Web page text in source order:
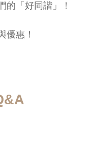
的「好同諧」！
優惠！